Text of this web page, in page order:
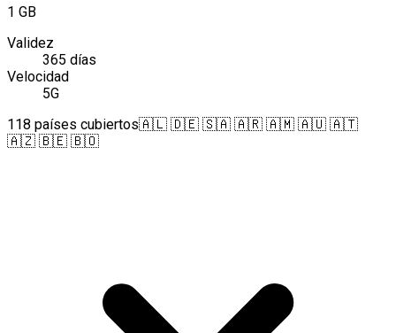
1 GB
Validez
365 días
Velocidad
5G
118 países cubiertos🇦🇱 🇩🇪 🇸🇦 🇦🇷 🇦🇲 🇦🇺 🇦🇹
🇦🇿 🇧🇪 🇧🇴